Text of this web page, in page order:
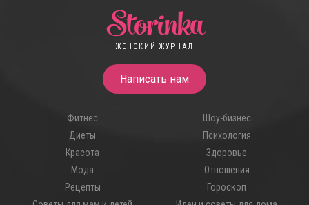
Storinka
ЖЕНСКИЙ ЖУРНАЛ
Написать нам
Фитнес
Шоу-бизнес
Диеты
Психология
Красота
Здоровье
Мода
Отношения
Рецепты
Гороскоп